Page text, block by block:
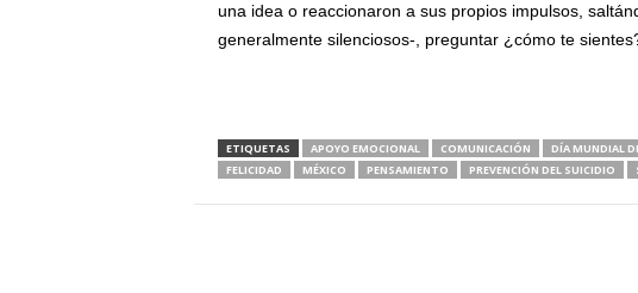
una idea o reaccionaron a sus propios impulsos,
generalmente silenciosos-, preguntar ¿cómo te
ETIQUETAS APOYO EMOCIONAL COMUNICACIÓN DÍA MUNDIAL
FELICIDAD
MÉXICO PENSAMIENTO PREVENCIÓN DEL SUICIDIO